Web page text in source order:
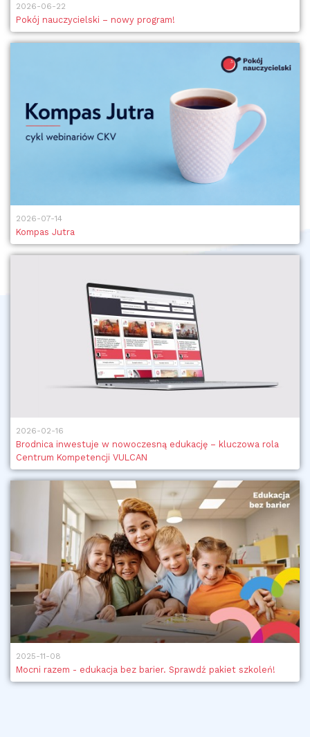
2026-06-22
Pokój nauczycielski – nowy program!
2026-07-14
Kompas Jutra
2026-02-16
Brodnica inwestuje w nowoczesną edukację – kluczowa rola
Centrum Kompetencji VULCAN
2025-11-08
Mocni razem - edukacja bez barier. Sprawdź pakiet szkoleń!